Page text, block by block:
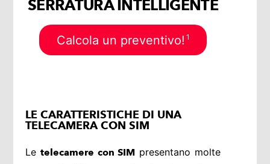
SERRATURA INTELLIGENTE
Calcola un preventivo! 1
LE CARATTERISTICHE DI UNA
TELECAMERA CON SIM
Letelecamere con SIM presentano molte